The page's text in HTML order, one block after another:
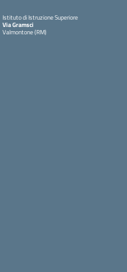
Istituto di Istruzione Superiore
Via Gramsci
Valmontone (RM)